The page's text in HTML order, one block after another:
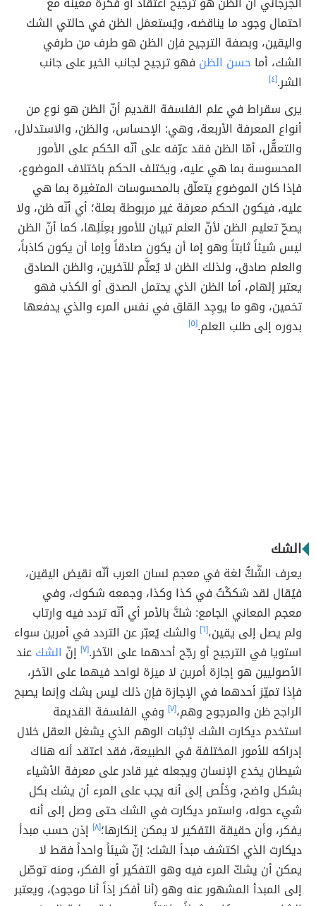
احتمال وجود ما يناقضه، ويُستعمَل الظن في حالتي الشك
واليقين، وبصفة الترجيح فإن الظن هو طرف من طرفي
الشك، أماحسن الظن فهو ترجيح لجانب الخير على جانب
الشر.[٤]
يرى سقراط في علم الفلسفة القديم أنّ الظن هو نوع من
أنواع المعرفة الأربعة، وهي: الإحساس، والظن، والاستدلال،
والتعقُّل، أمّا الظن فقد عرّفه على أنّه الحُكم على الأمور
المحسوسة بما هي عليه، ويختلف الحكم باختلاف الموضوع،
فإذا كان الموضوع يتعلّق بالمحسوسات المتغيرة بما هي
عليه، فيكون الحكم معرفة غير مربوطة بعلة؛ أي أنّه ظن، ولا
يصحّ تعليم الظن لأنّ العلم تبيان للأمور بعِلَلِها، كما أنّ الظن
ليس شيئاً ثابتاً وهو إما أن يكون صادقاً وإما أن يكون كاذباً،
والعلم صادق، ولذلك الظن لا يُعلَّم للآخرين، والظن الصادق
يعتبر إلهام، أما الظن الذي يحتمل الصدق أو الكذب فهو
تخمين، وهو ما يوجِد القلق في نفس المرء والذي يدفعها
بدوره إلى طلب العلم.[٥]
الشك
يعرف الشَّكُّ لغة في معجم لسان العرب أنّه نقيض اليقين،
فيُقال لقد شككْتُ في كذا وكذا، وجمعه شكوك، وفي
معجم المعاني الجامع: شكَّ بالأمر أي أنّه تردد فيه وارتاب
ولم يصل إلى يقين،[٦]
والشك يُعبّر عن التردد في أمرين سواء
استويا في الترجيح أو رجّح أحدهما على الآخر.[٧] إنّ الشكعند
الأصوليين هو إجازة أمرين لا ميزة لواحد فيهما على الآخر،
فإذا تميّز أحدهما في الإجازة فإن ذلك ليس بشك وإنما يصبح
الراجح ظن والمرجوح وهم،[٧]
وفي الفلسفة القديمة
استخدم ديكارت الشك لإثبات الوهم الذي يشغل العقل خلال
إدراكه للأمور المختلفة في الطبيعة، فقد اعتقد أنه هناك
شيطان يخدع الإنسان ويجعله غير قادر على معرفة الأشياء
بشكل واضح، وخَلُص إلى أنه يجب على المرء أن يشك بكل
شيء حوله، واستمر ديكارت في الشك حتى وصل إلى أنه
يفكر، وأن حقيقة التفكير لا يمكن إنكارها؛[٨]
إذن حسب مبدأ
ديكارت الذي اكتشف مبدأ الشك: إنّ شيئاً واحداً فقط لا
يمكن أن يشكّ المرء فيه وهو التفكير أو الفكر، ومنه توصّل
إلى المبدأ المشهور عنه وهو (أنا أفكر إذاً أنا موجود)، ويعتبر